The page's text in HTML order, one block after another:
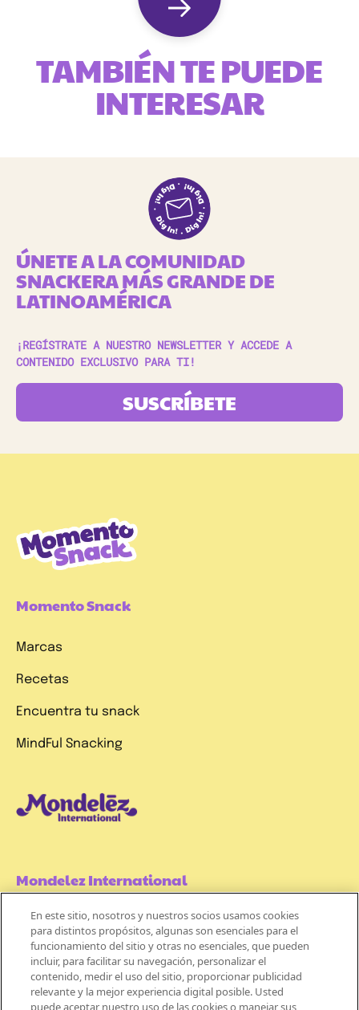
TAMBIÉN TE PUEDE
INTERESAR
ÚNETE A LA COMUNIDAD
SNACKERA MÁS GRANDE DE
LATINOAMÉRICA
¡REGÍSTRATE A NUESTRO NEWSLETTER Y ACCEDE A
CONTENIDO EXCLUSIVO PARA TI!
SUSCRÍBETE
Momento Snack
Marcas
Recetas
Encuentra tu snack
MindFul Snacking
Mondelez International
Términos de uso
Políticas de Privacidad
Aviso de Cookie
En este sitio, nosotros y nuestros socios usamos cookies
para distintos propósitos, algunas son esenciales para el
funcionamiento del sitio y otras no esenciales, que pueden
incluir, para facilitar su navegación, personalizar el
contenido, medir el uso del sitio, proporcionar publicidad
relevante y la mejor experiencia digital posible. Usted
puede aceptar nuestro uso de las cookies o manejar sus